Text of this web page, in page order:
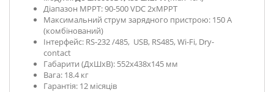
Діапазон MPPT: 90-500 VDC 2xMPPT
Максимальний струм зарядного пристрою: 150 А
(комбінований)
Інтерфейс: RS-232 /485, USB, RS485, Wi-Fi, Dry-
contact
Габарити (ДхШхВ): 552х438х145 мм
Вага: 18.4 кг
Гарантія: 12 місяців